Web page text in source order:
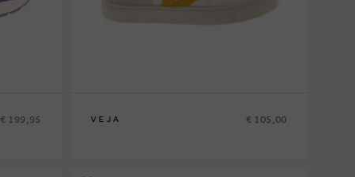
€ 199,95 VEJA € 105,00